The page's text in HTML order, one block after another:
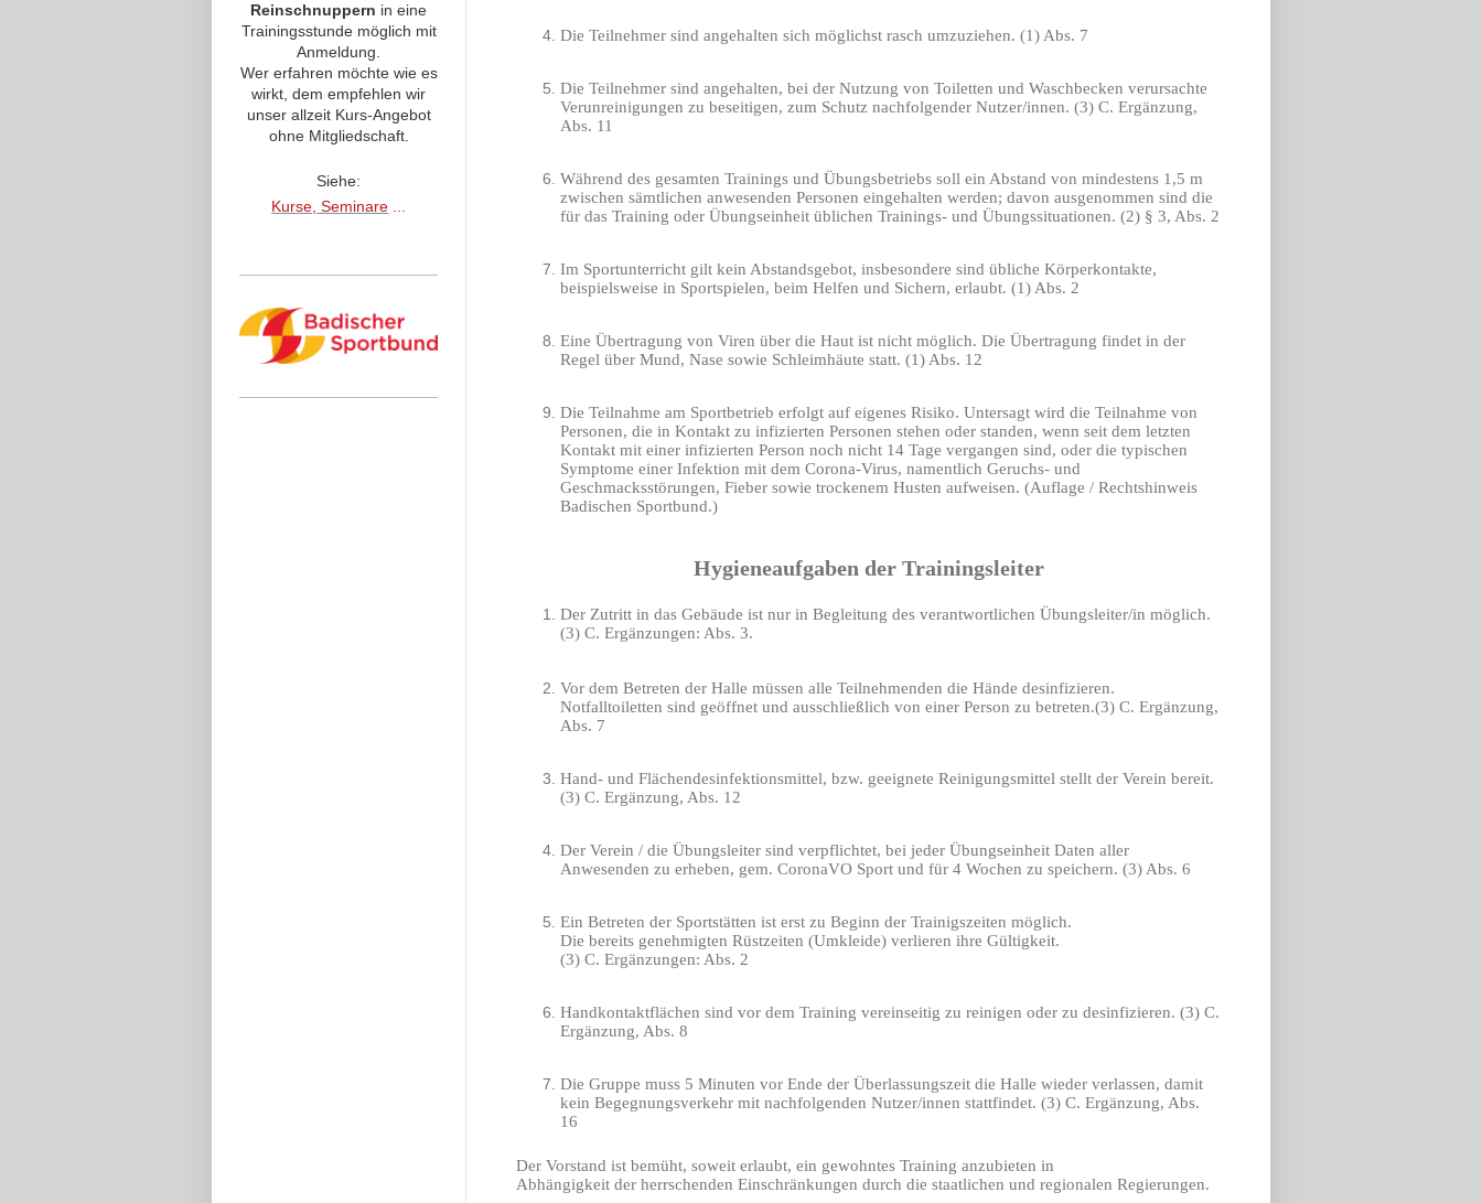
Die Teilnehmer sind angehalten sich möglichst rasch umzuziehen. (1) Abs. 7
Die Teilnehmer sind angehalten, bei der Nutzung von Toiletten und Waschbecken verursachte
Verunreinigungen zu beseitigen, zum Schutz nachfolgender Nutzer/innen. (3) C. Ergänzung,
Abs. 11
Während des gesamten Trainings und Übungsbetriebs soll ein Abstand von mindestens 1,5 m
zwischen sämtlichen anwesenden Personen eingehalten werden; davon ausgenommen sind die
für das Training oder Übungseinheit üblichen Trainings- und Übungssituationen. (2) § 3, Abs. 2
Im Sportunterricht gilt kein Abstandsgebot, insbesondere sind übliche Körperkontakte,
beispielsweise in Sportspielen, beim Helfen und Sichern, erlaubt. (1) Abs. 2
Eine Übertragung von Viren über die Haut ist nicht möglich. Die Übertragung findet in der
Regel über Mund, Nase sowie Schleimhäute statt. (1) Abs. 12
Die Teilnahme am Sportbetrieb erfolgt auf eigenes Risiko. Untersagt wird die Teilnahme von
Personen, die in Kontakt zu infizierten Personen stehen oder standen, wenn seit dem letzten
Kontakt mit einer infizierten Person noch nicht 14 Tage vergangen sind, oder die typischen
Symptome einer Infektion mit dem Corona-Virus, namentlich Geruchs- und
Geschmacksstörungen, Fieber sowie trockenem Husten aufweisen. (Auflage / Rechtshinweis
Badischen Sportbund.)
Hygieneaufgaben der Trainingsleiter
Der Zutritt in das Gebäude ist nur in Begleitung des verantwortlichen Übungsleiter/in möglich.
(3) C. Ergänzungen: Abs. 3.
Vor dem Betreten der Halle müssen alle Teilnehmenden die Hände desinfizieren.
Notfalltoiletten sind geöffnet und ausschließlich von einer Person zu betreten.(3) C. Ergänzung,
Abs. 7
Hand- und Flächendesinfektionsmittel, bzw. geeignete Reinigungsmittel stellt der Verein bereit.
(3) C. Ergänzung, Abs. 12
Der Verein / die Übungsleiter sind verpflichtet, bei jeder Übungseinheit Daten aller
Anwesenden zu erheben, gem. CoronaVO Sport und für 4 Wochen zu speichern. (3) Abs. 6
Ein Betreten der Sportstätten ist erst zu Beginn der Trainigszeiten möglich.
Die bereits genehmigten Rüstzeiten (Umkleide) verlieren ihre Gültigkeit.
(3) C. Ergänzungen: Abs. 2
Handkontaktflächen sind vor dem Training vereinseitig zu reinigen oder zu desinfizieren. (3) C.
Ergänzung, Abs. 8
Die Gruppe muss 5 Minuten vor Ende der Überlassungszeit die Halle wieder verlassen, damit
kein Begegnungsverkehr mit nachfolgenden Nutzer/innen stattfindet. (3) C. Ergänzung, Abs.
16
Der Vorstand ist bemüht, soweit erlaubt, ein gewohntes Training anzubieten in
Abhängigkeit der herrschenden Einschränkungen durch die staatlichen und regionalen Regierungen.
Reinschnuppern in eine
Trainingsstunde möglich mit
Anmeldung.
Wer erfahren möchte wie es
wirkt, dem empfehlen wir
unser allzeit Kurs-Angebot
ohne Mitgliedschaft.
Siehe:
Kurse, Seminare